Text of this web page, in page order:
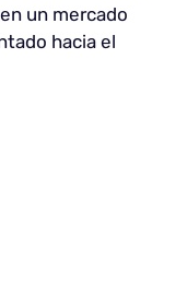
un mercado
hacia el